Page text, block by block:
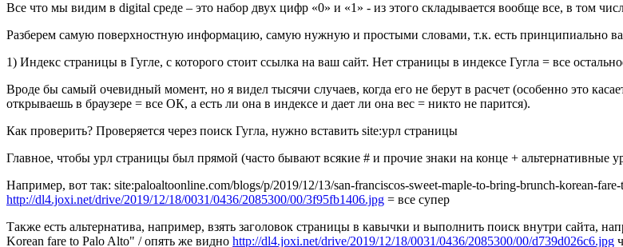
Все что мы видим в digital среде – это набор двух цифр «0» и «1» - из этого складывается вообще все, в том
Разберем самую поверхностную информацию, самую нужную и простыми словами, т.к. есть принципиально
1) Индекс страницы в Гугле, с которого стоит ссылка на ваш сайт. Нет страницы в индексе Гугла = все
Вроде бы самый очевидный момент, но я видел тысячи случаев, когда его не берут в расчет (особенно это
открываешь в браузере = все ОК, а есть ли она в индексе и дает ли она вес = никто не парится).
Как проверить? Проверяется через поиск Гугла, нужно вставить site:урл страницы
Главное, чтобы урл страницы был прямой (часто бывают всякие # и прочие знаки на конце + альтернативные
Например, вот так: site:paloaltoonline.com/blogs/p/2019/12/13/san-franciscos-sweet-maple-to-bring-brunch-korean-
http://dl4.joxi.net/drive/2019/12/18/0031/0436/2085300/00/3f95fb1406.jpg = все супер
Также есть альтернатива, например, взять заголовок страницы в кавычки и выполнить поиск внутри сайта,
Korean fare to Palo Alto" / опять же видно http://dl4.joxi.net/drive/2019/12/18/0031/0436/2085300/00/d739d026c6.jpg